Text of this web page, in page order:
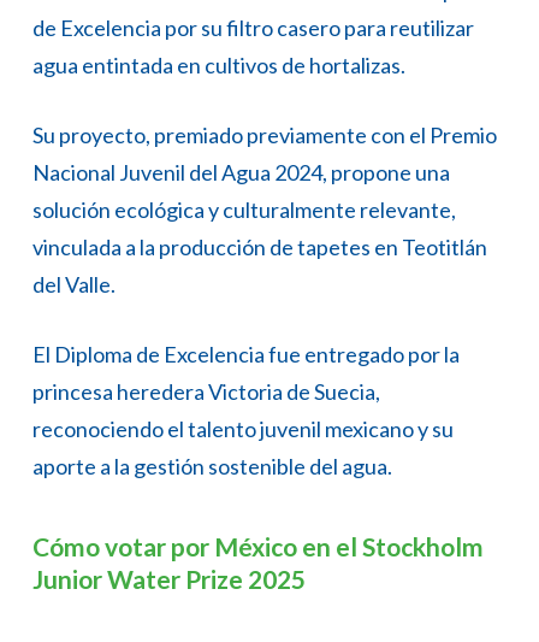
de Excelencia por su filtro casero para reutilizar
agua entintada en cultivos de hortalizas.
Su proyecto, premiado previamente con el Premio
Nacional Juvenil del Agua 2024, propone una
solución ecológica y culturalmente relevante,
vinculada a la producción de tapetes en Teotitlán
del Valle.
El Diploma de Excelencia fue entregado por la
princesa heredera Victoria de Suecia,
reconociendo el talento juvenil mexicano y su
aporte a la gestión sostenible del agua.
Cómo votar por México en el Stockholm
Junior Water Prize 2025